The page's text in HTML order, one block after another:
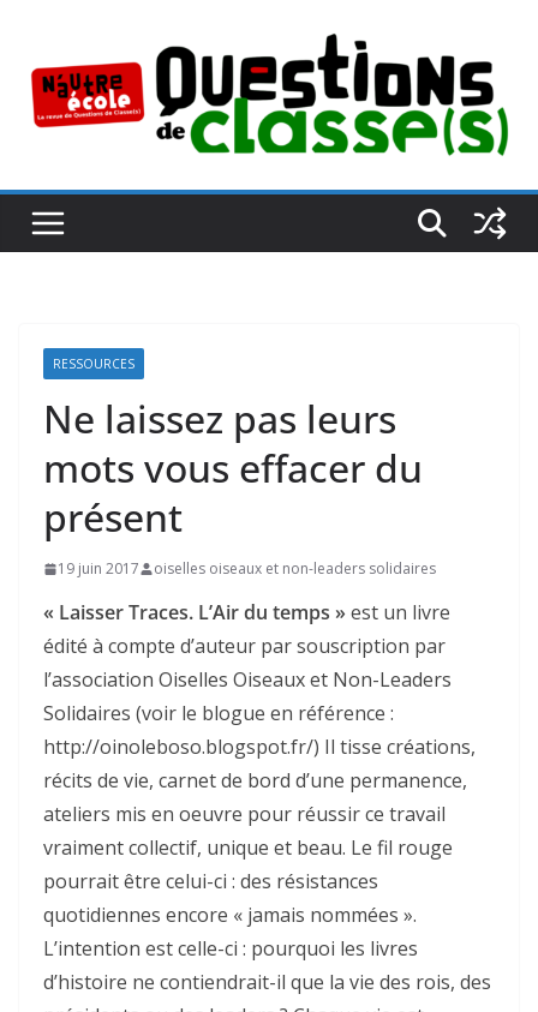
contenu
RESSOURCES
Ne laissez pas leurs
mots vous effacer du
présent
19 juin 2017 oiselles oiseaux et non-leaders solidaires
« Laisser Traces. L’Air du temps »est un livre
édité à compte d’auteur par souscription par
l’association Oiselles Oiseaux et Non-Leaders
Solidaires (voir le blogue en référence :
http://oinoleboso.blogspot.fr/) Il tisse créations,
récits de vie, carnet de bord d’une permanence,
ateliers mis en oeuvre pour réussir ce travail
vraiment collectif, unique et beau. Le fil rouge
pourrait être celui-ci : des résistances
quotidiennes encore « jamais nommées ».
L’intention est celle-ci : pourquoi les livres
d’histoire ne contiendrait-il que la vie des rois, des